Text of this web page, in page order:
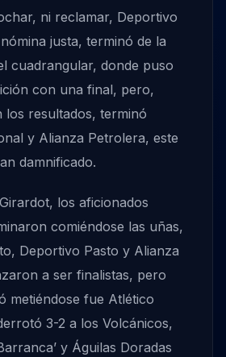
ni reclamar, Deportivo
justa, terminó de la
cuadrangular, donde puso
con una final, pero,
los resultados, terminó
y Alianza Petrolera, este
damnificado.
los aficionados
comiéndose las uñas,
Deportivo Pasto y Alianza
a ser finalistas, pero
metiéndose fue Atlético
3-2 a los Volcánicos,
y Águilas Doradas